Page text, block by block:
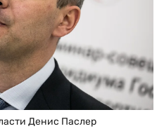
Денис Паслер